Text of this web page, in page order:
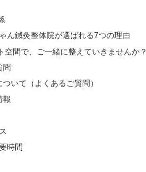
ん鍼灸整体院が選ばれる7つの理由
空間で、ご一緒に整えていきませんか？
問
いて（よくあるご質問）
報
時間